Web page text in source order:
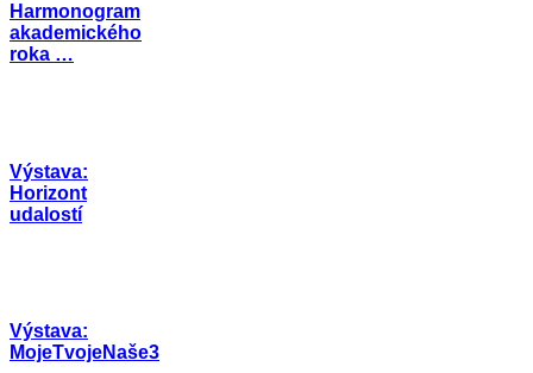
Harmonogram
akademického
roka …
Výstava:
Horizont
udalostí
Výstava:
MojeTvojeNaše3